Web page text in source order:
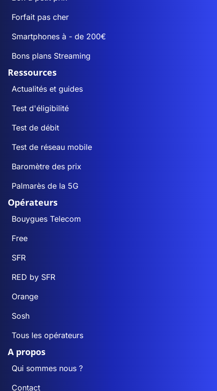
Forfait pas cher
Smartphones à - de 200€
Bons plans Streaming
Ressources
Actualités et guides
Test d'éligibilité
Test de débit
Test de réseau mobile
Baromètre des prix
Palmarès de la 5G
Opérateurs
Bouygues Telecom
Free
SFR
RED by SFR
Orange
Sosh
Tous les opérateurs
A propos
Qui sommes nous ?
Contact